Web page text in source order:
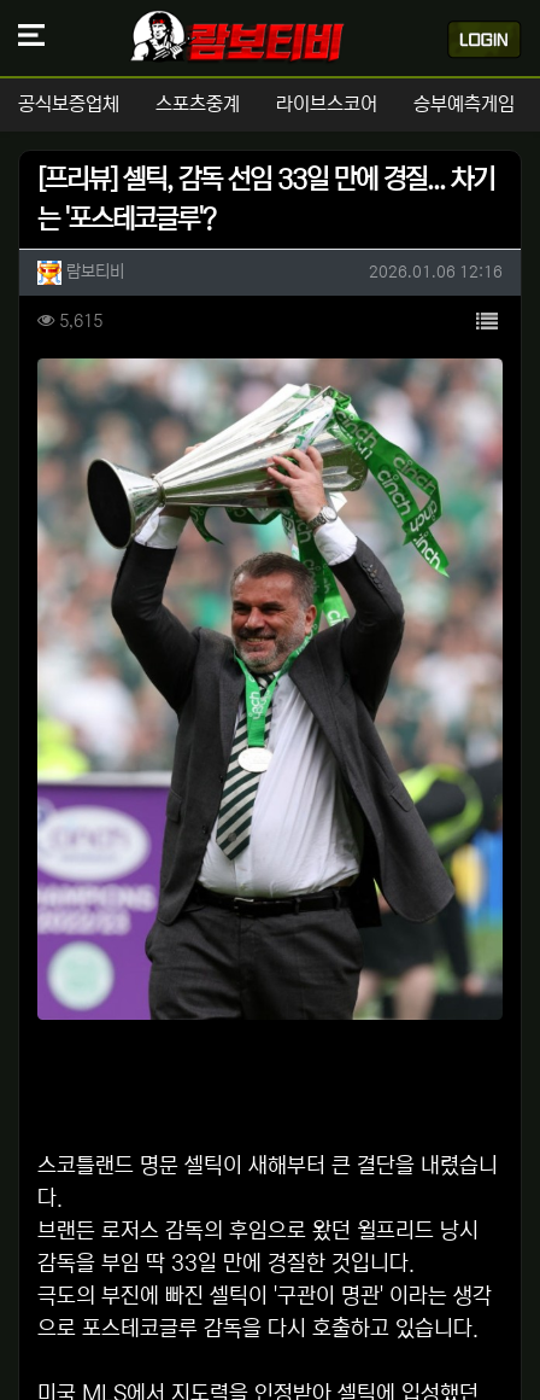
공식보증업체 스포츠중계 라이브스코어 승부예측게임
[프리뷰] 셀틱, 감독 선임 33일 만에 경질... 차기
는 '포스테코글루'?
작성자 정보
람보티비 작성일
2026.01.06 12:16
컨텐츠 정보
5,615조회 목록
본문
스코틀랜드 명문 셀틱이 새해부터 큰 결단을 내렸습니
다.
브랜든 로저스 감독의 후임으로 왔던 윌프리드 낭시
감독을 부임 딱 33일 만에 경질한 것입니다.
극도의 부진에 빠진 셀틱이 '구관이 명관' 이라는 생각
으로 포스테코글루 감독을 다시 호출하고 있습니다.
미국 MLS에서 지도력을 인정받아 셀틱에 입성했던